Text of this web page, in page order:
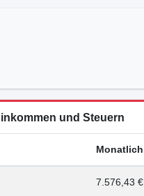
und Steuern
Monatlich
7.576,43 €